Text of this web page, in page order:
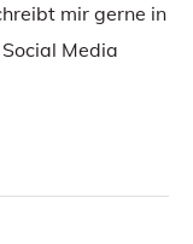
mir gerne in
Media